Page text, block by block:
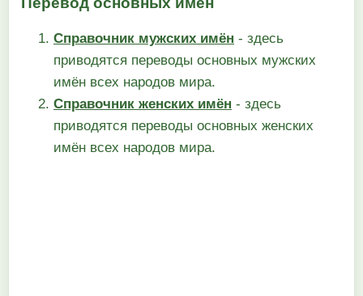
Справочник мужских имён - здесь
приводятся переводы основных мужских
имён всех народов мира.
Справочник женских имён - здесь
приводятся переводы основных женских
имён всех народов мира.